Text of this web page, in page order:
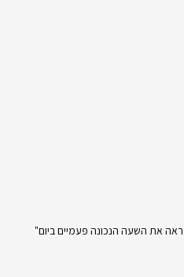
את השעה הנכונה פעמיים ביום"